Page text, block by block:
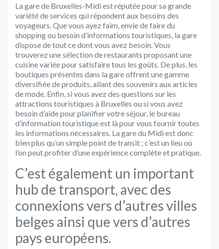
La gare de Bruxelles-Midi est réputée pour sa grande
variété de services qui répondent aux besoins des
voyageurs. Que vous ayez faim, envie de faire du
shopping ou besoin d’informations touristiques, la gare
dispose de tout ce dont vous avez besoin. Vous
trouverez une sélection de restaurants proposant une
cuisine variée pour satisfaire tous les goûts. De plus, les
boutiques présentes dans la gare offrent une gamme
diversifiée de produits, allant des souvenirs aux articles
de mode. Enfin, si vous avez des questions sur les
attractions touristiques à Bruxelles ou si vous avez
besoin d’aide pour planifier votre séjour, le bureau
d’information touristique est là pour vous fournir toutes
les informations nécessaires. La gare du Midi est donc
bien plus qu’un simple point de transit ; c’est un lieu où
l’on peut profiter d’une expérience complète et pratique.
C’est également un important
hub de transport, avec des
connexions vers d’autres villes
belges ainsi que vers d’autres
pays européens.